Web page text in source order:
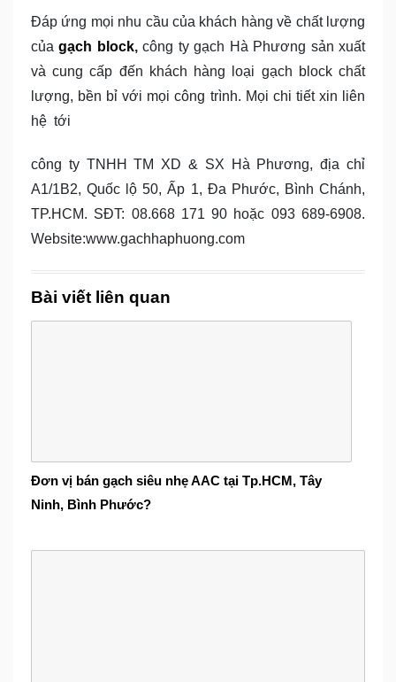
Đáp ứng mọi nhu cầu của khách hàng về chất lượng
củagạch block,công ty gạch Hà Phương sản xuất
và cung cấp đến khách hàng loại gạch block chất
lượng, bền bỉ với mọi công trình. Mọi chi tiết xin liên
hệ tới
công ty TNHH TM XD & SX Hà Phương, địa chỉ
A1/1B2, Quốc lộ 50, Ấp 1, Đa Phước, Bình Chánh,
TP.HCM. SĐT: 08.668 171 90 hoặc 093 689-6908.
Website:www.gachhaphuong.com
Bài viết liên quan
Đơn vị bán gạch siêu nhẹ AAC tại Tp.HCM, Tây
Ninh, Bình Phước?